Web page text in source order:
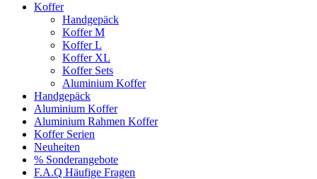
Koffer
Handgepäck
Koffer M
Koffer L
Koffer XL
Koffer Sets
Aluminium Koffer
Handgepäck
Aluminium Koffer
Aluminium Rahmen Koffer
Koffer Serien
Neuheiten
% Sonderangebote
F.A.Q Häufige Fragen